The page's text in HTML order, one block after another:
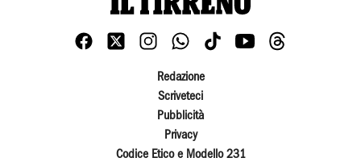
Redazione
Scriveteci
Pubblicità
Privacy
Codice Etico e Modello 231